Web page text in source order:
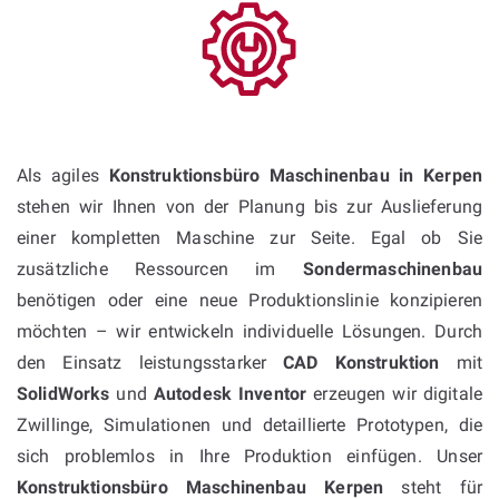
Als agiles Konstruktionsbüro Maschinenbau in Kerpen
stehen wir Ihnen von der Planung bis zur Auslieferung
einer kompletten Maschine zur Seite. Egal ob Sie
zusätzliche Ressourcen imSondermaschinenbau
benötigen oder eine neue Produktionslinie konzipieren
möchten – wir entwickeln individuelle Lösungen. Durch
den Einsatz leistungsstarkerCAD Konstruktion mit
SolidWorks und Autodesk Inventor erzeugen wir digitale
Zwillinge, Simulationen und detaillierte Prototypen, die
sich problemlos in Ihre Produktion einfügen. Unser
Konstruktionsbüro Maschinenbau Kerpen steht für